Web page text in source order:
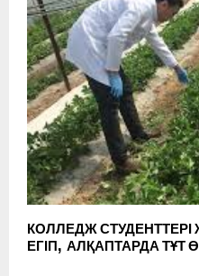
КОЛЛЕДЖ
ЕГІП, АЛҚАПТАРДА ТҰТ